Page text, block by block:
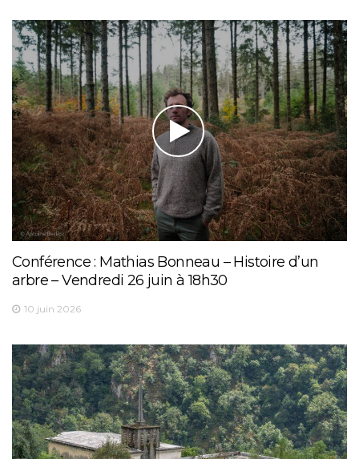
Conférence : Mathias Bonneau – Histoire d’un
arbre – Vendredi 26 juin à 18h30
10 juin 2026